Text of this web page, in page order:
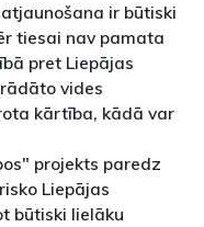
ir būtiski
tiesai nav pamata
pret Liepājas
vides
kārtība, kādā var
projekts paredz
Liepājas
būtiski lielāku